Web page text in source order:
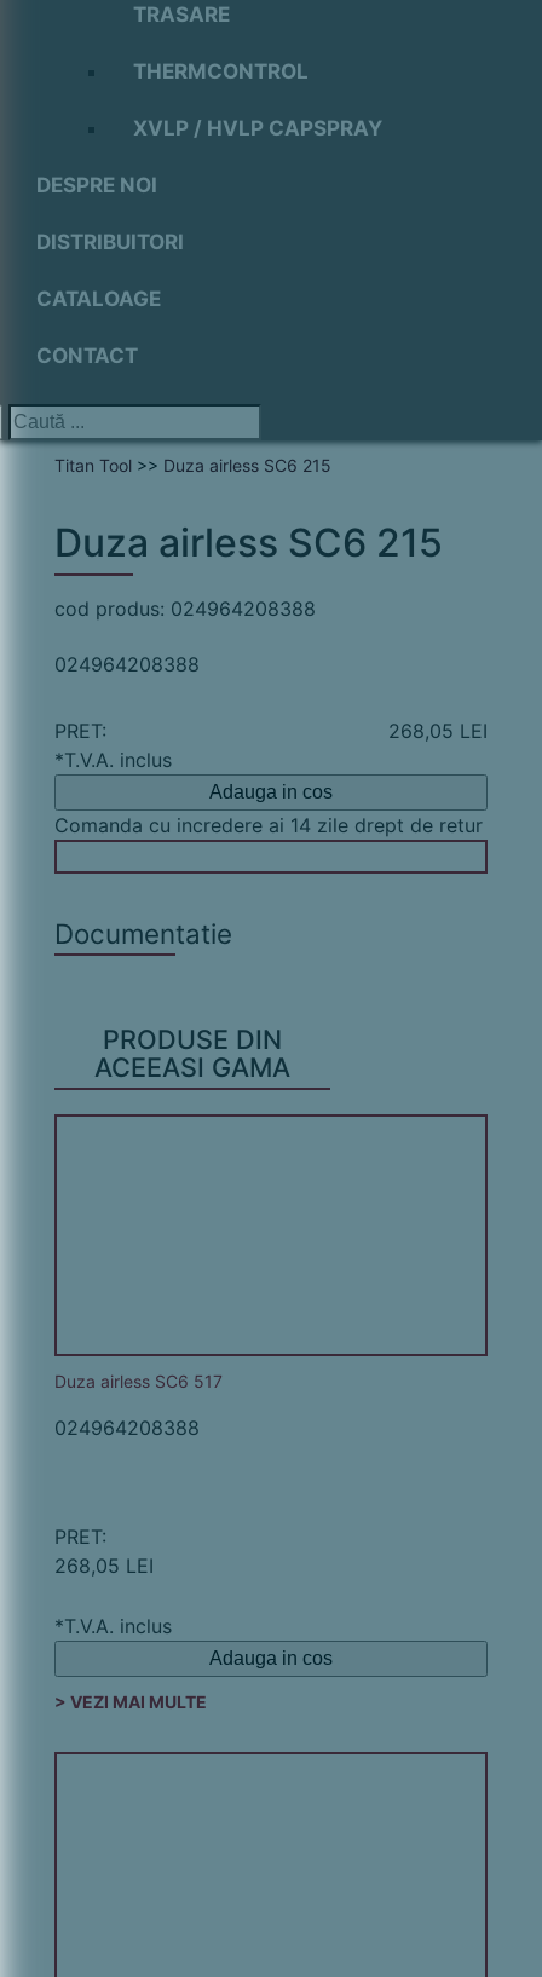
TRASARE
THERMCONTROL
XVLP / HVLP CAPSPRAY
DESPRE NOI
DISTRIBUITORI
CATALOAGE
CONTACT
Titan Tool >> Duza airless SC6 215
Duza airless SC6 215
cod produs: 024964208388
024964208388
PRET:
268,05 LEI
*T.V.A. inclus
Adauga in cos
Comanda cu incredere ai 14 zile drept de retur
Documentatie
PRODUSE DIN
ACEEASI GAMA
Duza airless SC6 517
024964208388
PRET:
268,05 LEI
*T.V.A. inclus
Adauga in cos
> VEZI MAI MULTE